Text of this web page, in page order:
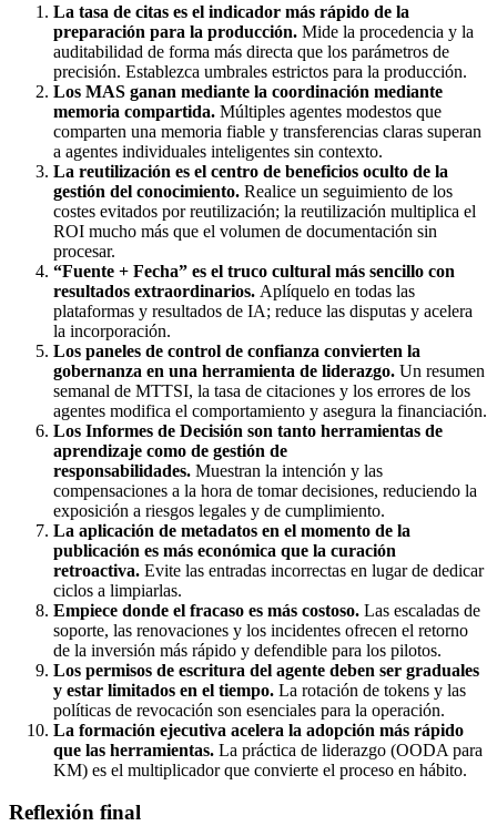
La tasa de citas es el indicador más rápido de la
preparación para la producción. Mide la procedencia y la
auditabilidad de forma más directa que los parámetros de
precisión. Establezca umbrales estrictos para la producción.
Los MAS ganan mediante la coordinación mediante
memoria compartida. Múltiples agentes modestos que
comparten una memoria fiable y transferencias claras superan
a agentes individuales inteligentes sin contexto.
La reutilización es el centro de beneficios oculto de la
gestión del conocimiento. Realice un seguimiento de los
costes evitados por reutilización; la reutilización multiplica el
ROI mucho más que el volumen de documentación sin
procesar.
“Fuente + Fecha” es el truco cultural más sencillo con
resultados extraordinarios. Aplíquelo en todas las
plataformas y resultados de IA; reduce las disputas y acelera
la incorporación.
Los paneles de control de confianza convierten la
gobernanza en una herramienta de liderazgo. Un resumen
semanal de MTTSI, la tasa de citaciones y los errores de los
agentes modifica el comportamiento y asegura la financiación.
Los Informes de Decisión son tanto herramientas de
aprendizaje como de gestión de
responsabilidades. Muestran la intención y las
compensaciones a la hora de tomar decisiones, reduciendo la
exposición a riesgos legales y de cumplimiento.
La aplicación de metadatos en el momento de la
publicación es más económica que la curación
retroactiva. Evite las entradas incorrectas en lugar de dedicar
ciclos a limpiarlas.
Empiece donde el fracaso es más costoso. Las escaladas de
soporte, las renovaciones y los incidentes ofrecen el retorno
de la inversión más rápido y defendible para los pilotos.
Los permisos de escritura del agente deben ser graduales
y estar limitados en el tiempo. La rotación de tokens y las
políticas de revocación son esenciales para la operación.
La formación ejecutiva acelera la adopción más rápido
que las herramientas. La práctica de liderazgo (OODA para
KM) es el multiplicador que convierte el proceso en hábito.
Reflexión final